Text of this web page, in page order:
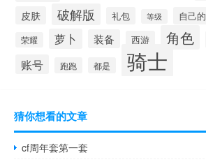
皮肤 破解版 礼包 等级 自己的
荣耀 萝卜 装备 西游 角色
账号 跑跑 都是 骑士
猜你想看的文章
cf周年套第一套